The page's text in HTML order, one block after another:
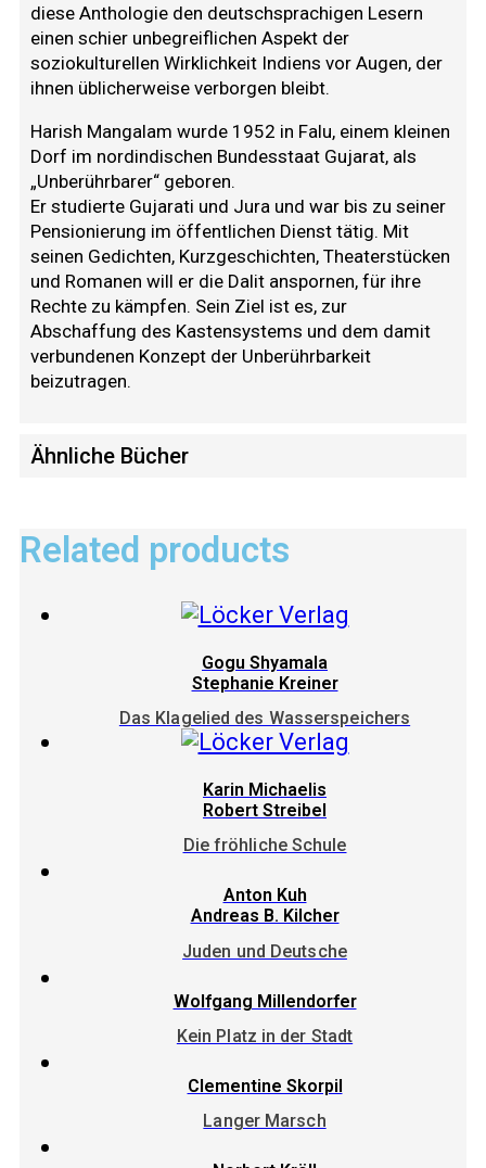
diese Anthologie den deutschsprachigen Lesern
einen schier unbegreiflichen Aspekt der
soziokulturellen Wirklichkeit Indiens vor Augen, der
ihnen üblicherweise verborgen bleibt.
Harish Mangalam wurde 1952 in Falu, einem kleinen
Dorf im nordindischen Bundesstaat Gujarat, als
„Unberührbarer“ geboren.
Er studierte Gujarati und Jura und war bis zu seiner
Pensionierung im öffentlichen Dienst tätig. Mit
seinen Gedichten, Kurzgeschichten, Theaterstücken
und Romanen will er die Dalit anspornen, für ihre
Rechte zu kämpfen. Sein Ziel ist es, zur
Abschaffung des Kastensystems und dem damit
verbundenen Konzept der Unberührbarkeit
beizutragen.
Ähnliche Bücher
Related products
Gogu Shyamala
Stephanie Kreiner
Das Klagelied des Wasserspeichers
Karin Michaelis
Robert Streibel
Die fröhliche Schule
Anton Kuh
Andreas B. Kilcher
Juden und Deutsche
Wolfgang Millendorfer
Kein Platz in der Stadt
Clementine Skorpil
Langer Marsch